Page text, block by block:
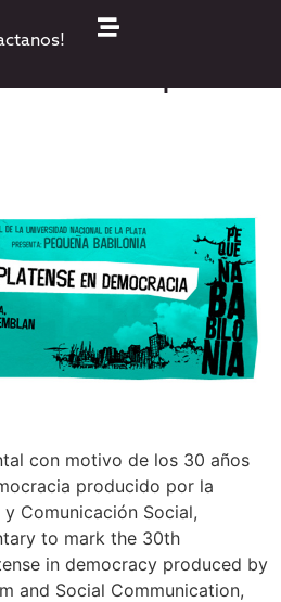
su primer
con motivo de los 30 años
producido por la
Comunicación Social,
to mark the 30th
in democracy produced by
and Social Communication,